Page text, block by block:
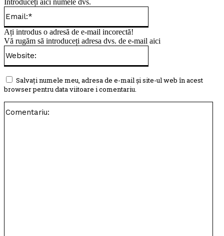
Introduceți aici numele dvs.
Ați introdus o adresă de e-mail incorectă!
Vă rugăm să introduceți adresa dvs. de e-mail aici
Salvați numele meu, adresa de e-mail și site-ul web în acest
browser pentru data viitoare i comentariu.